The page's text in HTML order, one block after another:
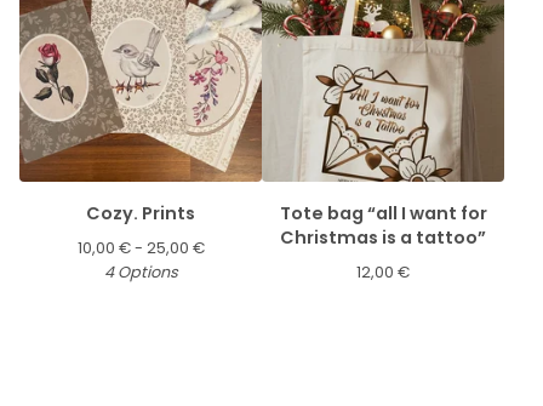
Cozy. Prints
10,00 €- 25,00 €
4 Options
Tote bag “all I want for
Christmas is a tattoo”
12,00 €